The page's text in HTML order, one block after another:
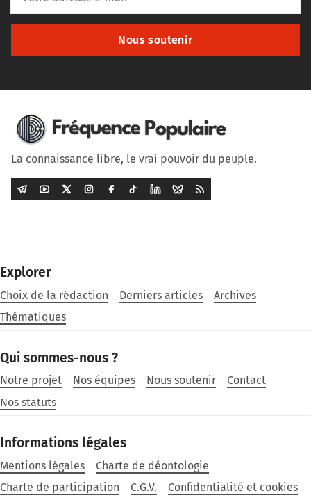
Nous soutenir
La connaissance libre, le vrai pouvoir du peuple.
Explorer
Choix de la rédaction Derniers articles
Archives
Thématiques
Qui sommes-nous ?
Notre projet Nos équipes Nous soutenir
Contact
Nos statuts
Informations légales
Mentions légales
Charte de déontologie
Charte de participation
C.G.V. Confidentialité et cookies